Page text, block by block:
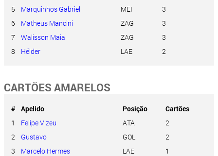
5
Marquinhos Gabriel MEI
3
6
Matheus Mancini ZAG
3
7
Walisson Maia ZAG
3
8
Hélder LAE 2
CARTÕES AMARELOS
# Apelido Posição
Cartões
1
Felipe Vizeu ATA
2
2
Gustavo GOL
2
3
Marcelo Hermes LAE
1